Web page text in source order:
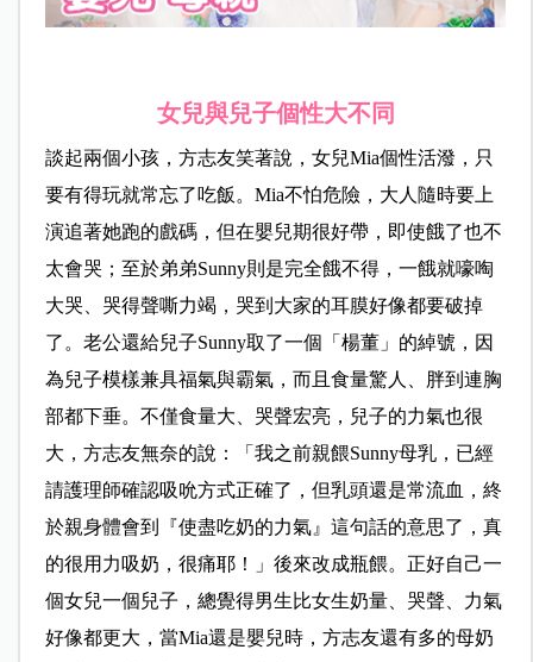
女兒與兒子個性大不同
談起兩個小孩，方志友笑著說， 女兒Mia個性活潑，只
要有得玩就常忘了吃飯。Mia不怕危險，大人隨時要上
演追著她跑的戲碼，但在嬰兒期很好帶，即使餓了也不
太會哭；至於弟弟Sunny則是完全餓不得，一餓就嚎啕
大哭、哭得聲嘶力竭，哭到大家的耳膜好像都要破掉
了。老公還給兒子Sunny取了一個「楊董」的綽號，因
為兒子模樣兼具福氣與霸氣，而且食量驚人、
胖到連胸
部都下垂。不僅食量大、哭聲宏亮，兒子的力氣也很
大，方志友無奈的說：「我之前親餵Sunny母乳，已經
請護理師確認吸吮方式正確了，但乳頭還是常流血，終
於親身體會到『使盡吃奶的力氣』這句話的意思了，真
的很用力吸奶，很痛耶！」後來改成瓶餵。正好自己一
個女兒一個兒子，總覺得男生比女生奶量、哭聲、力氣
好像都更大，當Mia還是嬰兒時，方志友還有多的母奶